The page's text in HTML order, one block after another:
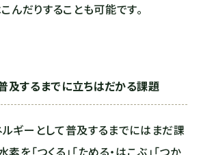
んだりすることも可能です。
及するまでに立ちはだかる課題
ギーとして普及するまでにはまだ課
を「つくる」「ためる・はこぶ」「つか